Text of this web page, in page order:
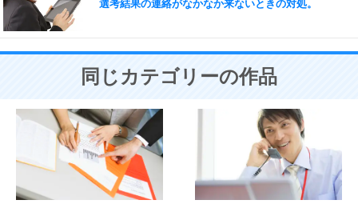
選考結果の連絡がなかなか来ないときの対処。
同じカテゴリーの作品